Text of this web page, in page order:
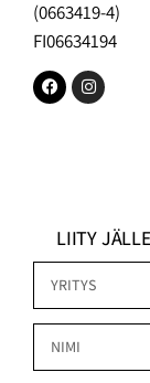
(0663419-4)
FI06634194
LIITY